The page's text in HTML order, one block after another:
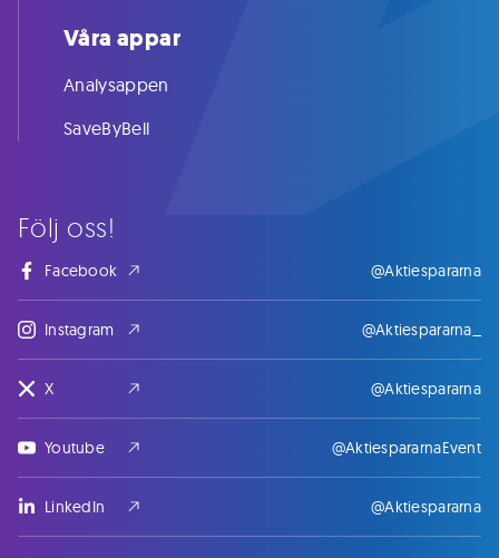
Följ oss!
Facebook @Aktiespararna
Instagram @Aktiespararna_
X @Aktiespararna
Youtube @AktiespararnaEvent
LinkedIn @Aktiespararna
Våra appar
Analysappen
SaveByBell